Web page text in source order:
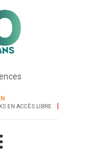
EN ACCÈS LIBRE